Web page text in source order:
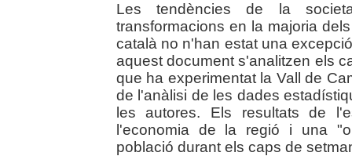
Les tendències de la
transformacions en la majoria
català no n'han estat una
aquest document s'analitzen els
que ha experimentat la Vall de
de l'anàlisi de les dades
les autores. Els resultats de
l'economia de la regió i una
població durant els caps de